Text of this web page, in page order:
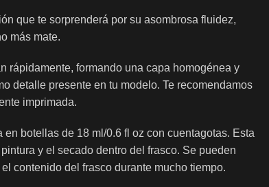
que te sorprenderá por su asombrosa fluidez,
más mate.
rápidamente, formando una capa homogénea y
detalle presente en tu modelo. Te recomendamos
imprimada.
en botellas de 18 ml/0.6 fl oz con cuentagotas. Esta
y el secado dentro del frasco. Se pueden
contenido del frasco durante mucho tiempo.